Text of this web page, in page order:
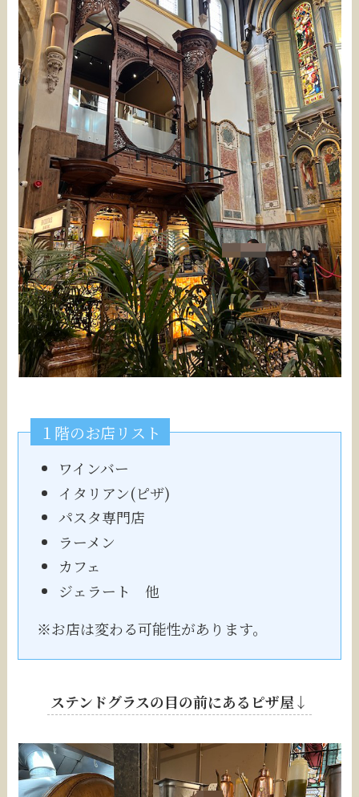
１階のお店リスト
ワインバー
イタリアン(ピザ)
パスタ専門店
ラーメン
カフェ
ジェラート 他
※お店は変わる可能性があります。
ステンドグラスの目の前にあるピザ屋↓